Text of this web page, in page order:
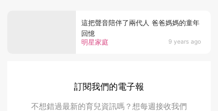
明星家庭 9 years ago
這把聲音陪伴了兩代人 爸爸媽媽的童年
回憶
訂閱我們的電子報
不想錯過最新的育兒資訊嗎？想每週接收我們